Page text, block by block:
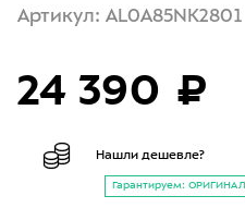
Артикул: AL0A85NK2801
24 390 ₽
Нашли дешевле?
Гарантируем: ОРИГИНАЛ